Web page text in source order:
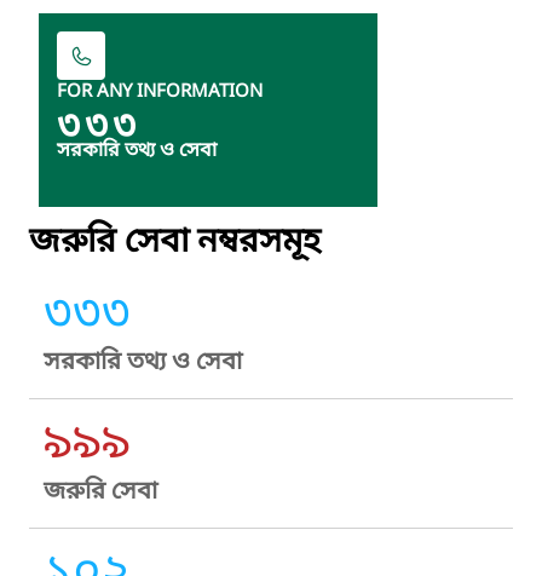
FOR ANY INFORMATION
৩৩৩
সরকারি তথ্য ও সেবা
জরুরি সেবা নম্বরসমূহ
৩৩৩
সরকারি তথ্য ও সেবা
৯৯৯
জরুরি সেবা